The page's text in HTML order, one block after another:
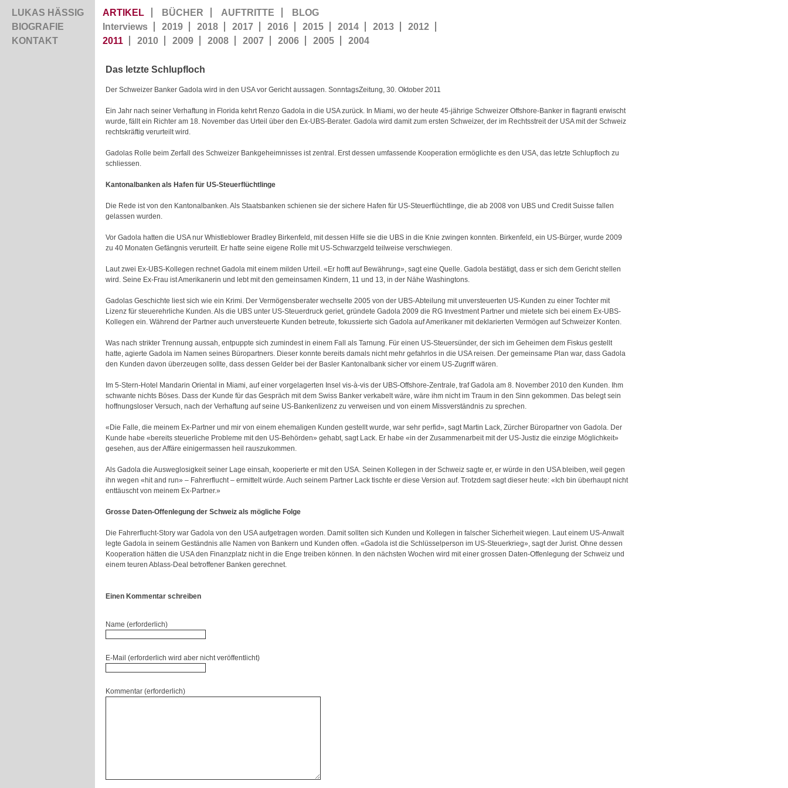
LUKAS HÄSSIG
BIOGRAFIE
KONTAKT
ARTIKEL BÜCHER AUFTRITTE
BLOG
Interviews
2019 2018 2017 2016 2015 2014 2013
2012
2011
2010 2009 2008 2007 2006 2005 2004
Das letzte Schlupfloch
Der Schweizer Banker Gadola wird in den USA vor Gericht aussagen. SonntagsZeitung, 30. Oktober 2011
Ein Jahr nach seiner Verhaftung in Florida kehrt Renzo Gadola in die USA zurück. In Miami, wo der heute 45-jährige Schweizer Offshore-Banker in flagranti erwischt
wurde, fällt ein Richter am 18. November das Urteil über den Ex-UBS-Berater. Gadola wird damit zum ersten Schweizer, der im Rechtsstreit der USA mit der Schweiz
rechtskräftig verurteilt wird.
Gadolas Rolle beim Zerfall des Schweizer Bankgeheimnisses ist zentral. Erst dessen umfassende Kooperation ermöglichte es den USA, das letzte Schlupfloch zu
schliessen.
Kantonalbanken als Hafen für US-Steuerflüchtlinge
Die Rede ist von den Kantonalbanken. Als Staatsbanken schienen sie der sichere Hafen für US-Steuerflüchtlinge, die ab 2008 von UBS und Credit Suisse fallen
gelassen wurden.
Vor Gadola hatten die USA nur Whistleblower Bradley Birkenfeld, mit dessen Hilfe sie die UBS in die Knie zwingen konnten. Birkenfeld, ein US-Bürger, wurde 2009
zu 40 Monaten Gefängnis verurteilt. Er hatte seine eigene Rolle mit US-Schwarzgeld teilweise verschwiegen.
Laut zwei Ex-UBS-Kollegen rechnet Gadola mit einem milden Urteil. «Er hofft auf Bewährung», sagt eine Quelle. Gadola bestätigt, dass er sich dem Gericht stellen
wird. Seine Ex-Frau ist Amerikanerin und lebt mit den gemeinsamen Kindern, 11 und 13, in der Nähe Washingtons.
Gadolas Geschichte liest sich wie ein Krimi. Der Vermögensberater wechselte 2005 von der UBS-Abteilung mit unversteuerten US-Kunden zu einer Tochter mit
Lizenz für steuerehrliche Kunden. Als die UBS unter US-Steuerdruck geriet, gründete Gadola 2009 die RG Investment Partner und mietete sich bei einem Ex-UBS-
Kollegen ein. Während der Partner auch unversteuerte Kunden betreute, fokussierte sich Gadola auf Amerikaner mit deklarierten Vermögen auf Schweizer Konten.
Was nach strikter Trennung aussah, entpuppte sich zumindest in einem Fall als Tarnung. Für einen US-Steuersünder, der sich im Geheimen dem Fiskus gestellt
hatte, agierte Gadola im Namen seines Büropartners. Dieser konnte bereits damals nicht mehr gefahrlos in die USA reisen. Der gemeinsame Plan war, dass Gadola
den Kunden davon überzeugen sollte, dass dessen Gelder bei der Basler Kantonalbank sicher vor einem US-Zugriff wären.
Im 5-Stern-Hotel Mandarin Oriental in Miami, auf einer vorgelagerten Insel vis-à-vis der UBS-Offshore-Zentrale, traf Gadola am 8. November 2010 den Kunden. Ihm
schwante nichts Böses. Dass der Kunde für das Gespräch mit dem Swiss Banker verkabelt wäre, wäre ihm nicht im Traum in den Sinn gekommen. Das belegt sein
hoffnungsloser Versuch, nach der Verhaftung auf seine US-Bankenlizenz zu verweisen und von einem Missverständnis zu sprechen.
«Die Falle, die meinem Ex-Partner und mir von einem ehemaligen Kunden gestellt wurde, war sehr perfid», sagt Martin Lack, Zürcher Büropartner von Gadola. Der
Kunde habe «bereits steuerliche Probleme mit den US-Behörden» gehabt, sagt Lack. Er habe «in der Zusammenarbeit mit der US-Justiz die einzige Möglichkeit»
gesehen, aus der Affäre einigermassen heil rauszukommen.
Als Gadola die Ausweglosigkeit seiner Lage einsah, kooperierte er mit den USA. Seinen Kollegen in der Schweiz sagte er, er würde in den USA bleiben, weil gegen
ihn wegen «hit and run» – Fahrerflucht – ermittelt würde. Auch seinem Partner Lack tischte er diese Version auf. Trotzdem sagt dieser heute: «Ich bin überhaupt nicht
enttäuscht von meinem Ex-Partner.»
Grosse Daten-Offenlegung der Schweiz als mögliche Folge
Die Fahrerflucht-Story war Gadola von den USA aufgetragen worden. Damit sollten sich Kunden und Kollegen in falscher Sicherheit wiegen. Laut einem US-Anwalt
legte Gadola in seinem Geständnis alle Namen von Bankern und Kunden offen. «Gadola ist die Schlüsselperson im US-Steuerkrieg», sagt der Jurist. Ohne dessen
Kooperation hätten die USA den Finanzplatz nicht in die Enge treiben können. In den nächsten Wochen wird mit einer grossen Daten-Offenlegung der Schweiz und
einem teuren Ablass-Deal betroffener Banken gerechnet.
Einen Kommentar schreiben
Name (erforderlich)
E-Mail (erforderlich wird aber nicht veröffentlicht)
Kommentar (erforderlich)